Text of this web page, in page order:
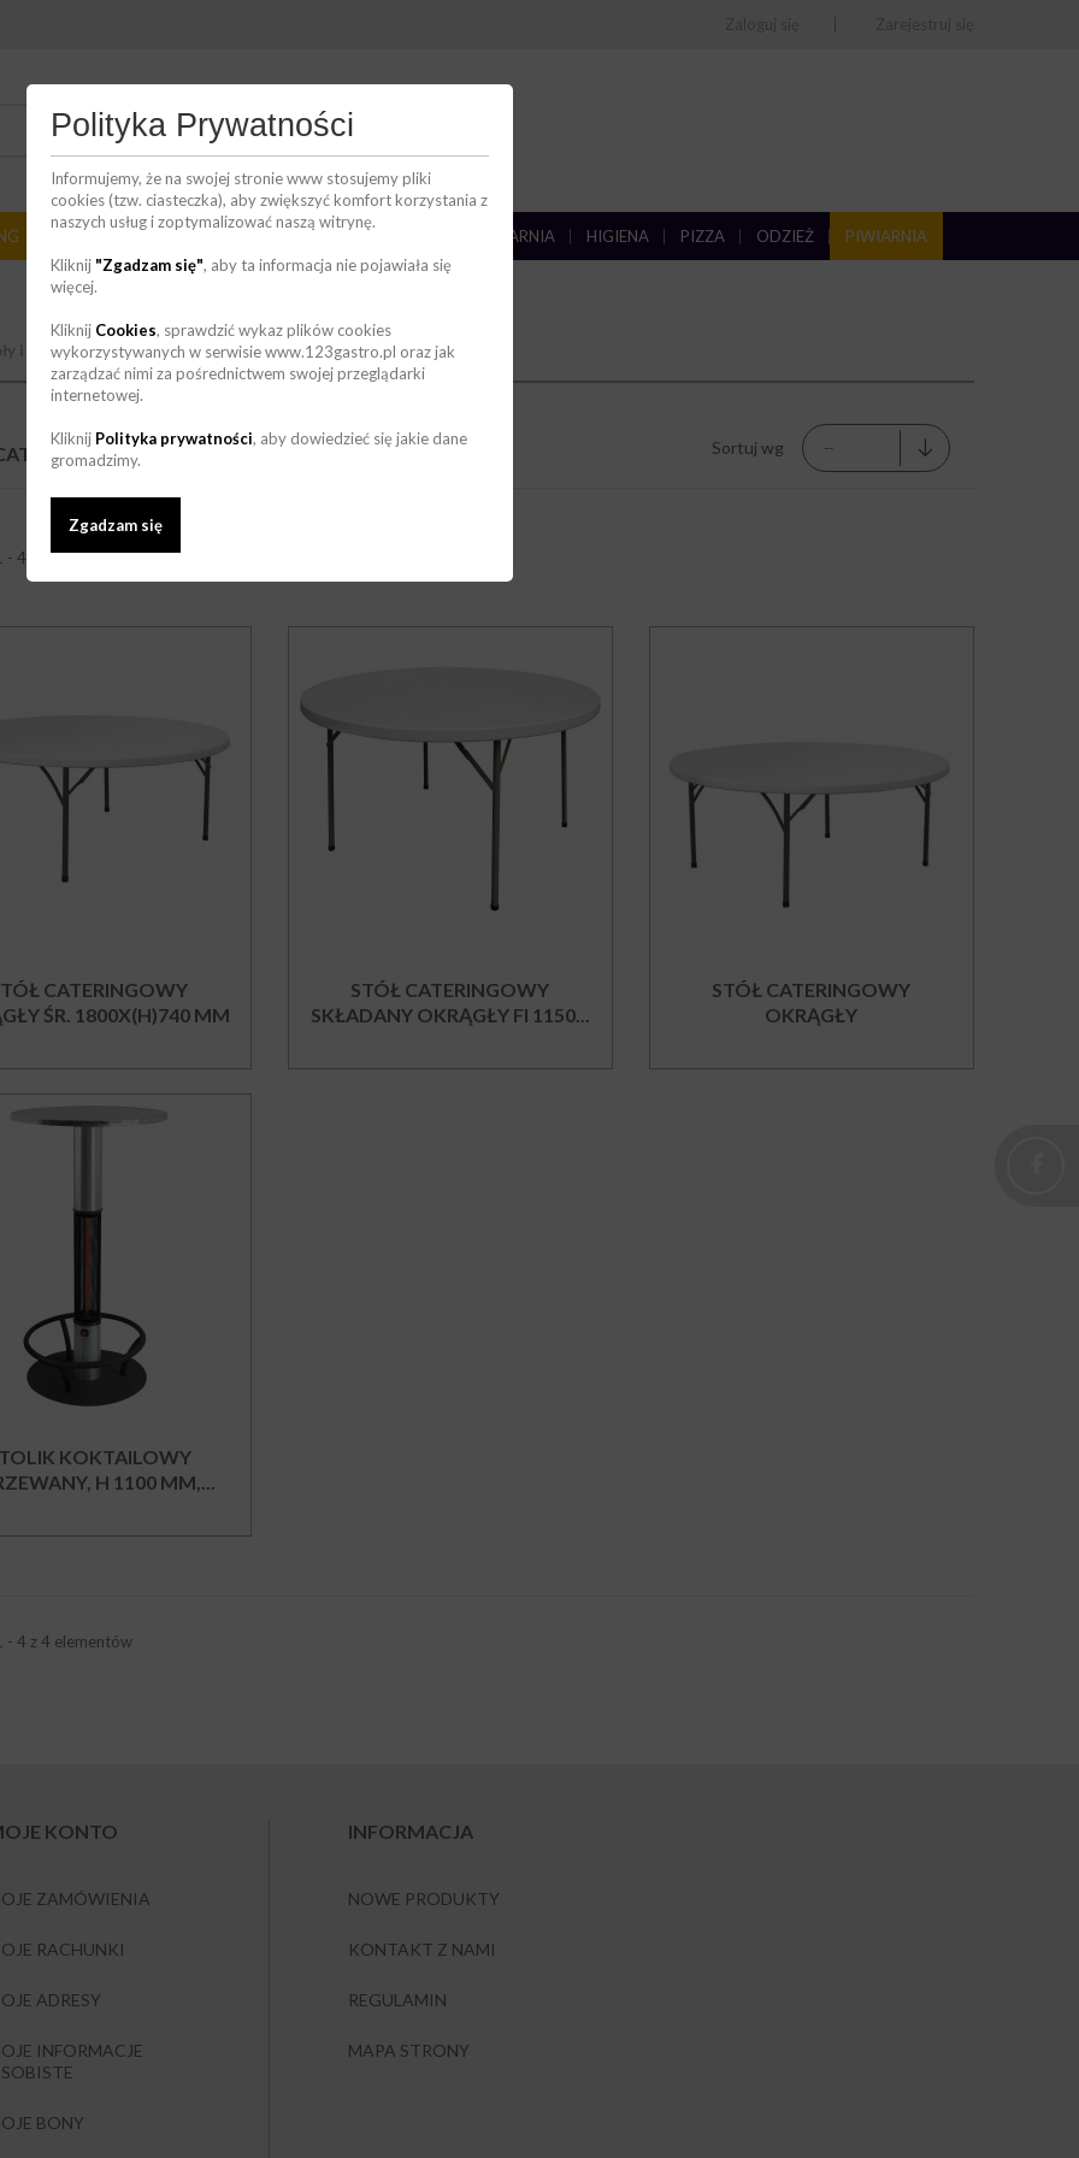
Polityka Prywatności
Informujemy, że na swojej stronie www stosujemy pliki
cookies (tzw. ciasteczka), aby zwiększyć komfort korzystania z
naszych usług i zoptymalizować naszą witrynę.
Kliknij "Zgadzam się", aby ta informacja nie pojawiała się
więcej.
Kliknij Cookies, sprawdzić wykaz plików cookies
wykorzystywanych w serwisie www.123gastro.pl oraz jak
zarządzać nimi za pośrednictwem swojej przeglądarki
internetowej.
Kliknij Polityka prywatności, aby dowiedzieć się jakie dane
gromadzimy.
Zgadzam się
736 123 123
zakupy@123gastro.pl
ZMYWALNIA CHŁODNICTWO CUKIERNIA/PIEKARNIA HIGIENA PIZZA ODZIEŻ PIWIARNIA
i krzesła cateringowe Stoły cateringowe okrągłe
OKRĄGŁE (4) Sortuj wg --
- 4 z 4 elementów
CATERINGOWY
ŚR. 1800X(H)740 MM
STÓŁ CATERINGOWY
SKŁADANY OKRĄGŁY FI 1150...
STÓŁ CATERINGOWY
OKRĄGŁY
KOKTAILOWY
H 1100 MM,...
- 4 z 4 elementów
KONTO
ZAMÓWIENIA
RACHUNKI
ADRESY
INFORMACJE
BONY
INFORMACJA
NOWE PRODUKTY
KONTAKT Z NAMI
REGULAMIN
MAPA STRONY